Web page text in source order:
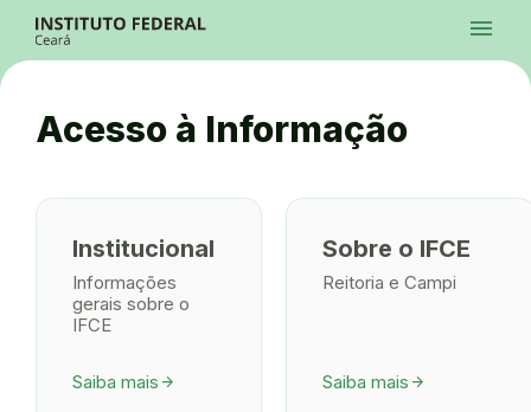
Ir para a busca
Ir para o menu principal
Ir para o conteúdo
Alto Contraste
Login da Área Administrativa
menu
Acesso à Informação
Institucional
Informações
gerais sobre o
IFCE
Saiba mais arrow_forward
Sobre o IFCE
Reitoria e Campi
Saiba mais arrow_forward